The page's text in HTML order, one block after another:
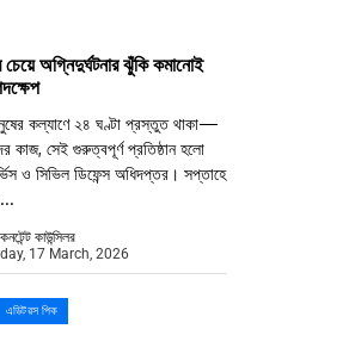
চেয়ে অগ্নিদুর্ঘটনার ঝুঁকি কমানোই
কল্যাণে ২৪ ঘণ্টা প্রস্তুত থাকা—
কাজ, সেই গুরুত্বপূর্ণ প্রতিষ্ঠান হলো
ও সিভিল ডিফেন্স অধিদপ্তর। সপ্তাহে
কাউন্সিলর
17 March, 2026
এডিটরস পিক